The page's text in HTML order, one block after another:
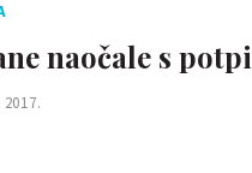
naočale s